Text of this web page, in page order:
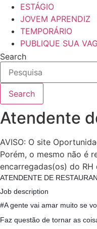
ESTÁGIO
JOVEM APRENDIZ
TEMPORÁRIO
PUBLIQUE SUA
Search
Search
Atendente
AVISO: O site
Porém, o mesmo não é
encarregadas(os) do
ATENDENTE DE
Job description
#A gente vai amar muito se
Faz questão de tornar as